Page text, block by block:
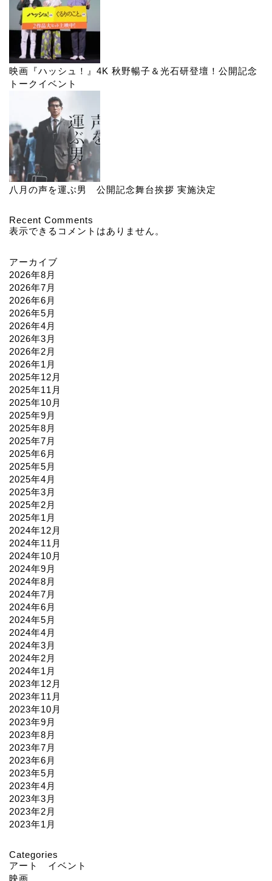
映画『ハッシュ！』4K 秋野暢子＆光石研登壇！公開記念
トークイベント
八月の声を運ぶ男 公開記念舞台挨拶 実施決定
Recent Comments
表示できるコメントはありません。
アーカイブ
2026年8月
2026年7月
2026年6月
2026年5月
2026年4月
2026年3月
2026年2月
2026年1月
2025年12月
2025年11月
2025年10月
2025年9月
2025年8月
2025年7月
2025年6月
2025年5月
2025年4月
2025年3月
2025年2月
2025年1月
2024年12月
2024年11月
2024年10月
2024年9月
2024年8月
2024年7月
2024年6月
2024年5月
2024年4月
2024年3月
2024年2月
2024年1月
2023年12月
2023年11月
2023年10月
2023年9月
2023年8月
2023年7月
2023年6月
2023年5月
2023年4月
2023年3月
2023年2月
2023年1月
Categories
アート イベント
映画